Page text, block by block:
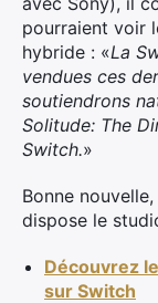
pourraient voir
hybride : «La
vendues ces
soutiendrons
Solitude: The
Switch.»
Bonne
dispose le
Découvrez
sur Switch
Rechercher
: